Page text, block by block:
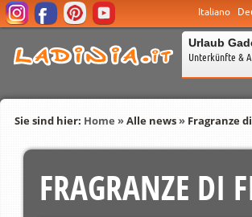
Italiano
Urlaub
Unterkünfte &
Sie sind hier: Home »Alle news» Fragranze
FRAGRANZE DI